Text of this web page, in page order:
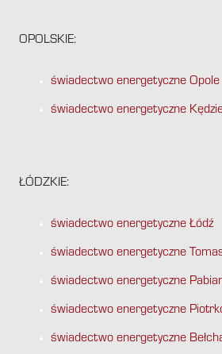
OPOLSKIE:
świadectwo energetyczne Opole
świadectwo energetyczne
ŁÓDZKIE:
świadectwo energetyczne Łódź
świadectwo energetyczne
świadectwo energetyczne
świadectwo energetyczne
świadectwo energetyczne